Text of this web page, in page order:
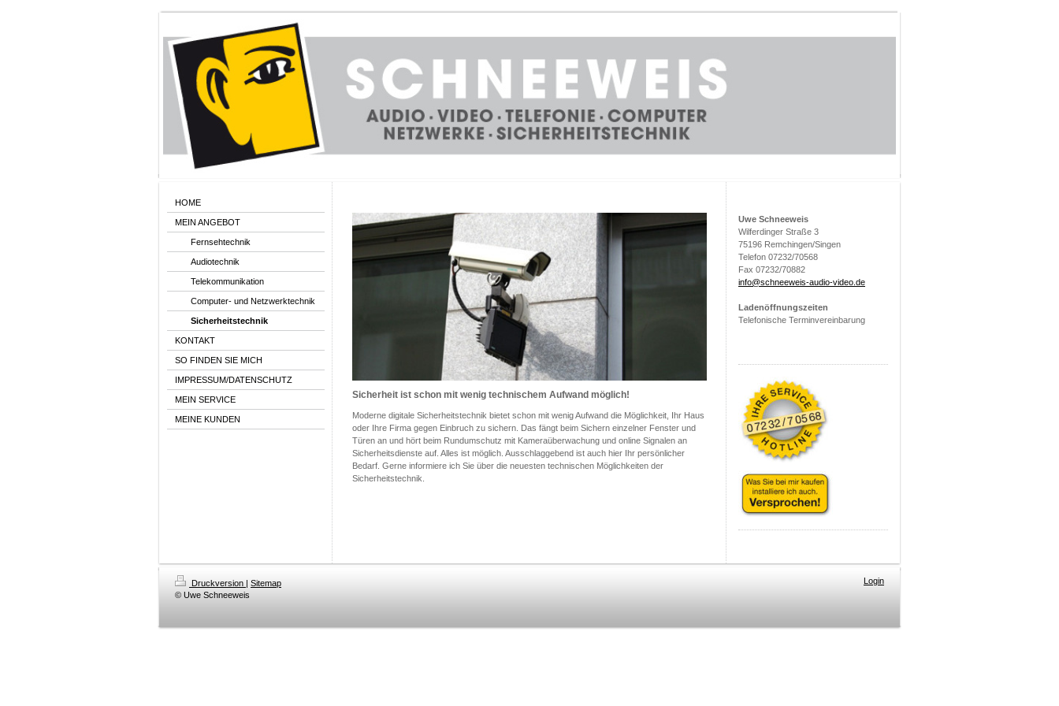
HOME
MEIN ANGEBOT
Fernsehtechnik
Audiotechnik
Telekommunikation
Computer- und Netzwerktechnik
Sicherheitstechnik
KONTAKT
SO FINDEN SIE MICH
IMPRESSUM/DATENSCHUTZ
MEIN SERVICE
MEINE KUNDEN
Sicherheit ist schon mit wenig technischem Aufwand möglich!
Moderne digitale Sicherheitstechnik bietet schon mit wenig Aufwand die Möglichkeit, Ihr Haus
oder Ihre Firma gegen Einbruch zu sichern. Das fängt beim Sichern einzelner Fenster und
Türen an und hört beim Rundumschutz mit Kameraüberwachung und online Signalen an
Sicherheitsdienste auf. Alles ist möglich. Ausschlaggebend ist auch hier Ihr persönlicher
Bedarf. Gerne informiere ich Sie über die neuesten technischen Möglichkeiten der
Sicherheitstechnik.
Uwe Schneeweis
Wilferdinger Straße 3
75196 Remchingen/Singen
Telefon 07232/70568
Fax 07232/70882
info@schneeweis-audio-video.de
Ladenöffnungszeiten
Telefonische Terminvereinbarung
Druckversion | Sitemap
© Uwe Schneeweis
Login